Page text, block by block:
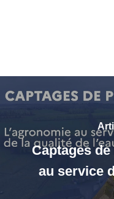
Captages
au service